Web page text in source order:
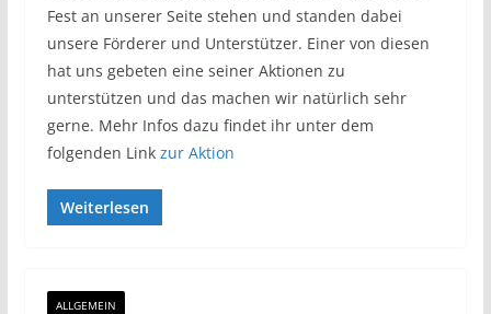
Fest an unserer Seite stehen und standen dabei
unsere Förderer und Unterstützer. Einer von diesen
hat uns gebeten eine seiner Aktionen zu
unterstützen und das machen wir natürlich sehr
gerne. Mehr Infos dazu findet ihr unter dem
folgenden Link zur Aktion
Weiterlesen
ALLGEMEIN